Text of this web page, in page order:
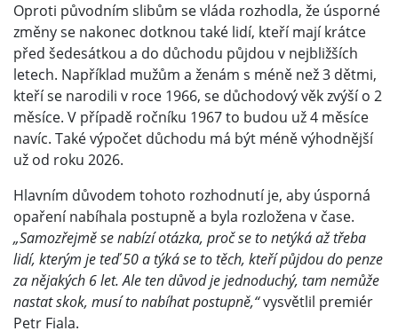
Oproti původním slibům se vláda rozhodla, že úsporné
změny se nakonec dotknou také lidí, kteří mají krátce
před šedesátkou a do důchodu půjdou v nejbližších
letech. Například mužům a ženám s méně než 3 dětmi,
kteří se narodili v roce 1966, se důchodový věk zvýší o 2
měsíce. V případě ročníku 1967 to budou už 4 měsíce
navíc. Také výpočet důchodu má být méně výhodnější
už od roku 2026.
Hlavním důvodem tohoto rozhodnutí je, aby úsporná
opaření nabíhala postupně a byla rozložena v čase.
„Samozřejmě se nabízí otázka, proč se to netýká až třeba
lidí, kterým je teď 50 a týká se to těch, kteří půjdou do penze
za nějakých 6 let. Ale ten důvod je jednoduchý, tam nemůže
nastat skok, musí to nabíhat postupně,“vysvětlil premiér
Petr Fiala.